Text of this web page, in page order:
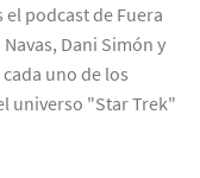
podcast de Fuera
Dani Simón y
uno de los
universo "Star Trek"